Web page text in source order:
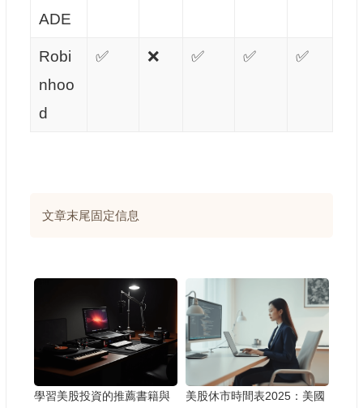
ADE
Robi
nhoo
d
✅ ❌ ✅ ✅ ✅
文章末尾固定信息
學習美股投資的推薦書籍與
美股休市時間表2025：美國